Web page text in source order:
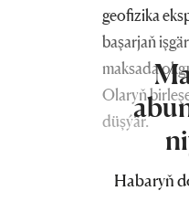
geofizika
başarjaň
maksada
Olaryň
düşýär.
gorlaryna
Habaryň